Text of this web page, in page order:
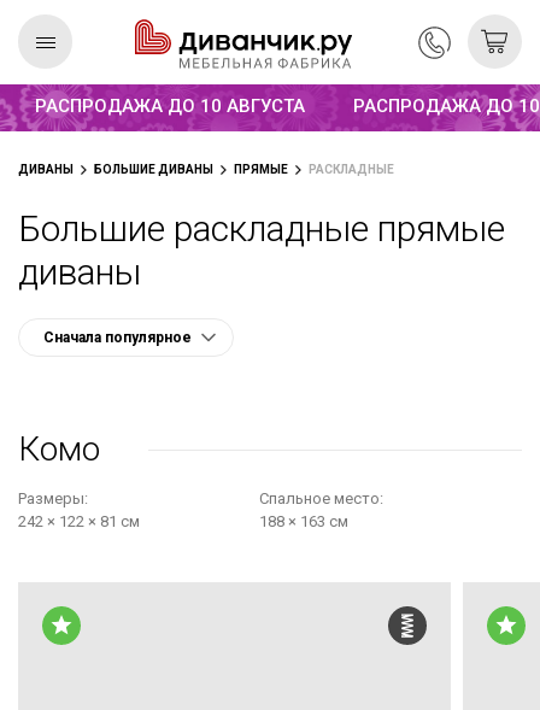
Распродажа до 10 августа
РАСПРОДАЖА ДО 10 АВГУСТА
РАСПРОДАЖА ДО 10
ДИВАНЫ БОЛЬШИЕ ДИВАНЫ ПРЯМЫЕ РАСКЛАДНЫЕ
Большие раскладные прямые
диваны
Комо
Размеры:
242 × 122 × 81 см
Cпальное место:
188 × 163 см
коллекция